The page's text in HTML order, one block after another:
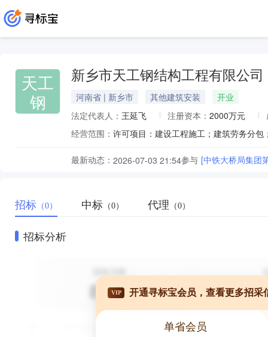
天工
钢
新乡市天工钢结构工程有限公司
河南省 | 新乡市 其他建筑安装
开业
法定代表人： 王延飞 注册资本： 2000万元
经营范围：
最新动态： 2026-07-03 21:54参与 [中铁大桥局集团
招标 （0） 中标 （0） 代理 （0）
招标分析
VIP 开通寻标宝会员，查看更多招采
单省会员